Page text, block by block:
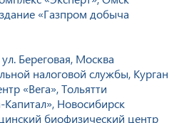
«Газпром добыча
Береговая, Москва
налоговой службы, Курган
«Вега», Тольятти
Новосибирск
биофизический центр